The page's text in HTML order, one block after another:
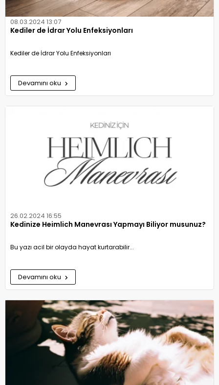
08.03.2024 13:07
Kediler de İdrar Yolu Enfeksiyonları
Kediler de İdrar Yolu Enfeksiyonları
Devamını oku
26.02.2024 16:55
Kedinize Heimlich Manevrası Yapmayı Biliyor musunuz?
Bu yazı acil bir olayda hayat kurtarabilir...
Devamını oku